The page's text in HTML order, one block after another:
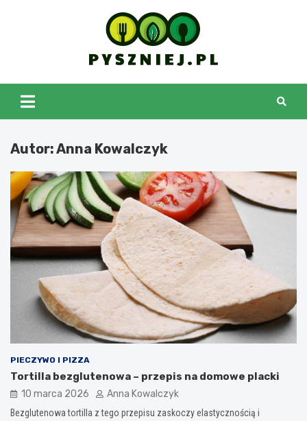
pyszniej.pl
Autor:Anna Kowalczyk
PIECZYWO I PIZZA
Tortilla bezglutenowa – przepis na domowe placki
10 marca 2026 Anna Kowalczyk
Bezglutenowa tortilla z tego przepisu zaskoczy elastycznością i